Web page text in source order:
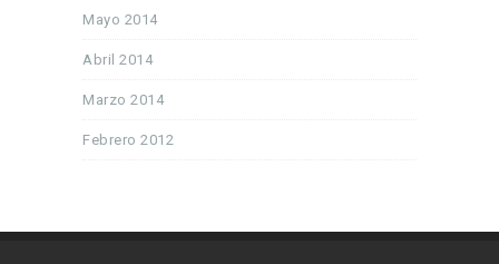
Mayo 2014
Abril 2014
Marzo 2014
Febrero 2012